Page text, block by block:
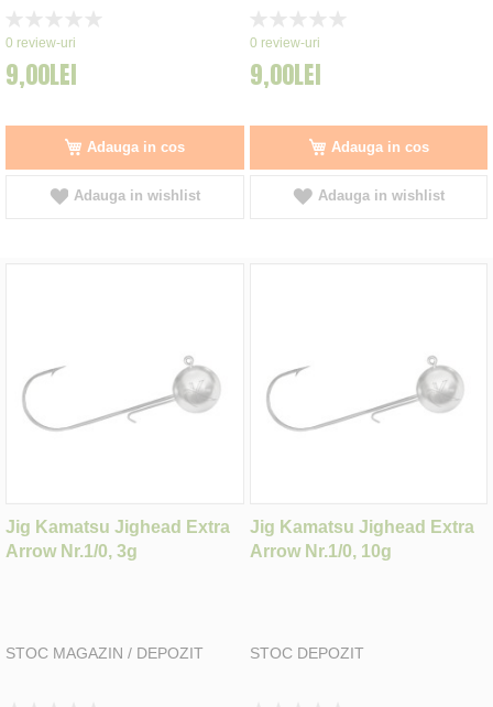
0%
0 review-uri
9,00LEI
Adauga in cos
Adauga in wishlist
0%
0 review-uri
9,00LEI
Adauga in cos
Adauga in wishlist
Jig Kamatsu Jighead Extra
Arrow Nr.1/0, 3g
STOC MAGAZIN / DEPOZIT
Jig Kamatsu Jighead Extra
Arrow Nr.1/0, 10g
STOC DEPOZIT